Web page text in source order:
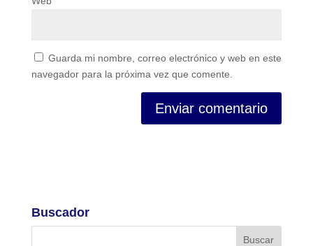
Guarda mi nombre, correo electrónico y web en este
navegador para la próxima vez que comente.
Buscador